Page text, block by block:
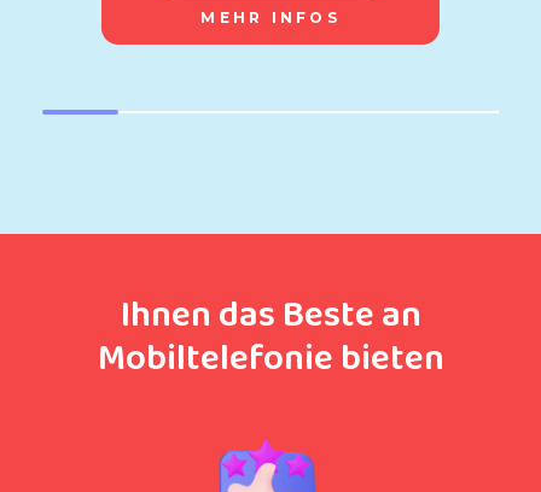
MEHR INFOS
Ihnen das Beste an
Mobiltelefonie bieten